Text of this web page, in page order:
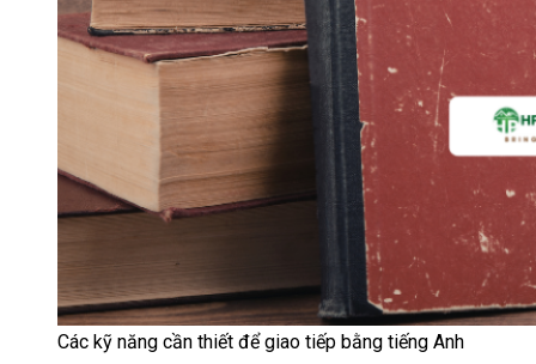
Các kỹ năng cần thiết để giao tiếp bằng tiếng Anh